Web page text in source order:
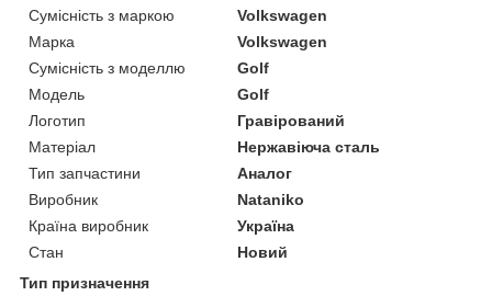
Сумісність з маркою
Volkswagen
Марка
Volkswagen
Сумісність з моделлю
Golf
Модель
Golf
Логотип
Гравірований
Матеріал
Нержавіюча сталь
Тип запчастини
Аналог
Виробник
Nataniko
Країна виробник
Україна
Стан
Новий
Тип призначення